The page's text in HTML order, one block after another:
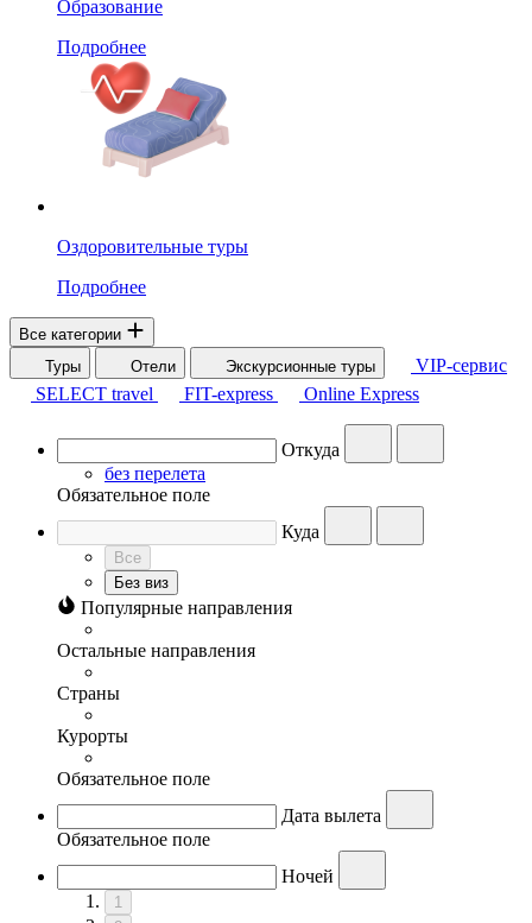
Образование
Подробнее
Оздоровительные туры
Подробнее
Все категории
Туры
Отели Экскурсионные туры
VIP-сервис
SELECT travel
FIT-express Online Express
Откуда
без перелета
Обязательное поле
Куда
Все
Без виз
Популярные направления
Остальные направления
Страны
Курорты
Обязательное поле
Дата вылета
Обязательное поле
Ночей
1